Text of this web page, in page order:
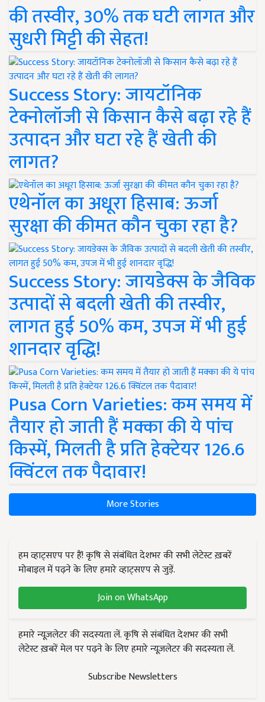
की तस्वीर, 30% तक घटी लागत और
सुधरी मिट्टी की सेहत!
Success Story: जायटॉनिक
टेक्नोलॉजी से किसान कैसे बढ़ा रहे हैं
उत्पादन और घटा रहे हैं खेती की
लागत?
एथेनॉल का अधूरा हिसाब: ऊर्जा
सुरक्षा की कीमत कौन चुका रहा है?
Success Story: जायडेक्स के जैविक
उत्पादों से बदली खेती की तस्वीर,
लागत हुई 50% कम, उपज में भी हुई
शानदार वृद्धि!
Pusa Corn Varieties: कम समय में
तैयार हो जाती हैं मक्का की ये पांच
किस्में, मिलती है प्रति हेक्टेयर 126.6
क्विंटल तक पैदावार!
More Stories
हम व्हाट्सएप पर हैं! कृषि से संबंधित देशभर की सभी लेटेस्ट ख़बरें
मोबाइल में पढ़ने के लिए हमारे व्हाट्सएप से जुड़ें.
Join on WhatsApp
हमारे न्यूज़लेटर की सदस्यता लें. कृषि से संबंधित देशभर की सभी
लेटेस्ट ख़बरें मेल पर पढ़ने के लिए हमारे न्यूज़लेटर की सदस्यता लें.
Subscribe Newsletters